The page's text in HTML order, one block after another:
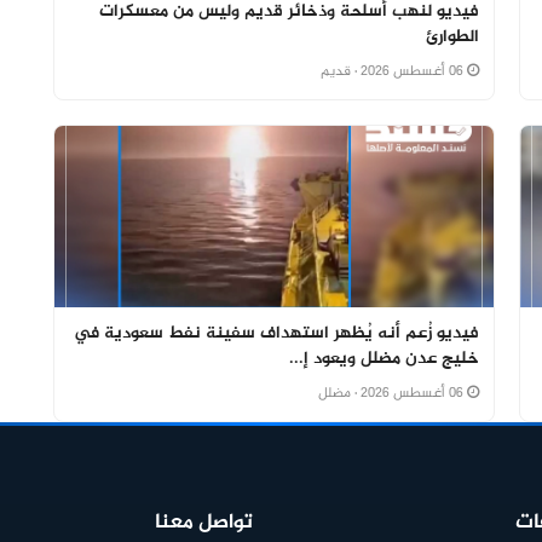
فيديو لنهب أسلحة وذخائر قديم وليس من معسكرات
الطوارئ
· قديم
فيديو زُعم أنه يُظهر استهداف سفينة نفط سعودية في
خليج عدن مضلل ويعود إ...
· مضلل
تواصل معنا